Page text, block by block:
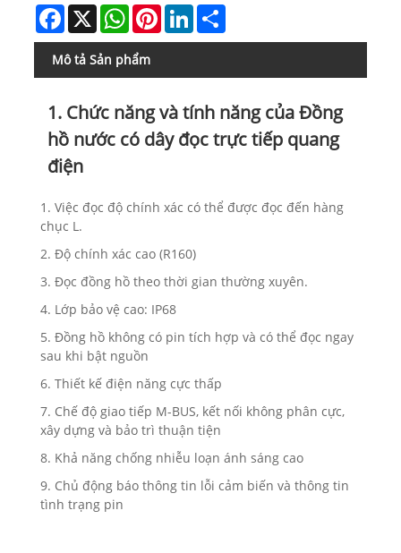
Facebook
X WhatsAppPinterestLinkedInShare
Mô tả Sản phẩm
1. Chức năng và tính năng của Đồng
hồ nước có dây đọc trực tiếp quang
điện
1. Việc đọc độ chính xác có thể được đọc đến hàng
chục L.
2. Độ chính xác cao (R160)
3. Đọc đồng hồ theo thời gian thường xuyên.
4. Lớp bảo vệ cao: IP68
5. Đồng hồ không có pin tích hợp và có thể đọc ngay
sau khi bật nguồn
6. Thiết kế điện năng cực thấp
7. Chế độ giao tiếp M-BUS, kết nối không phân cực,
xây dựng và bảo trì thuận tiện
8. Khả năng chống nhiễu loạn ánh sáng cao
9. Chủ động báo thông tin lỗi cảm biến và thông tin
tình trạng pin